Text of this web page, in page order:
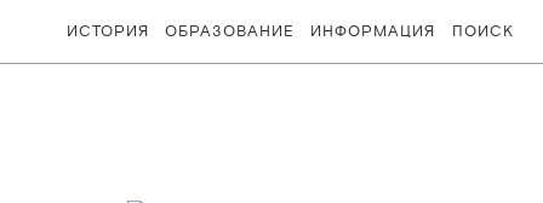
ИСТОРИЯ ОБРАЗОВАНИЕ ИНФОРМАЦИЯ ПОИСК